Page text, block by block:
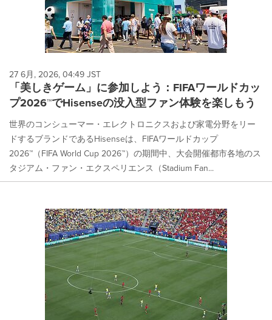
27 6月, 2026, 04:49 JST
「美しきゲーム」に参加しよう：FIFAワールドカッ
プ2026™でHisenseの没入型ファン体験を楽しもう
世界のコンシューマー・エレクトロニクスおよび家電分野をリー
ドするブランドであるHisenseは、FIFAワールドカップ
2026™（FIFA World Cup 2026™）の期間中、大会開催都市各地のス
タジアム・ファン・エクスペリエンス（Stadium Fan...